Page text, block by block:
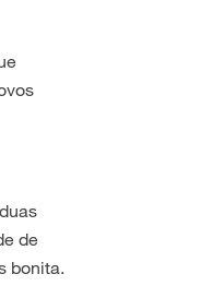
de
bonita.